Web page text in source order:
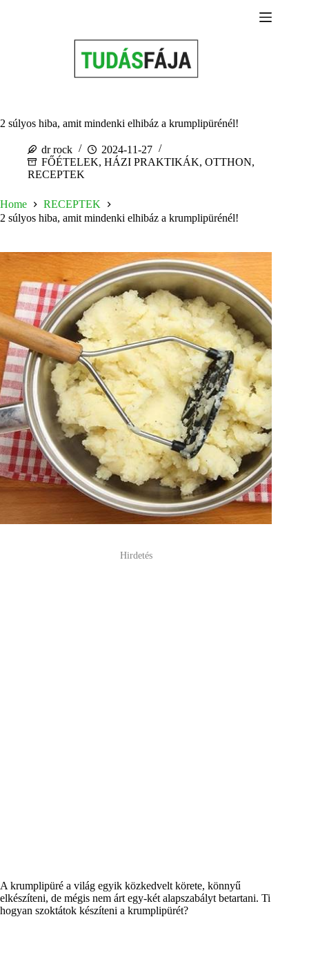
2 súlyos hiba, amit mindenki elhibáz a krumplipürénél!
dr rock
2024-11-27
FŐÉTELEK, HÁZI PRAKTIKÁK, OTTHON,
RECEPTEK
Home
RECEPTEK
2 súlyos hiba, amit mindenki elhibáz a krumplipürénél!
Hirdetés
A krumplipüré a világ egyik közkedvelt körete, könnyű
elkészíteni, de mégis nem árt egy-két alapszabályt betartani. Ti
hogyan szoktátok készíteni a krumplipürét?